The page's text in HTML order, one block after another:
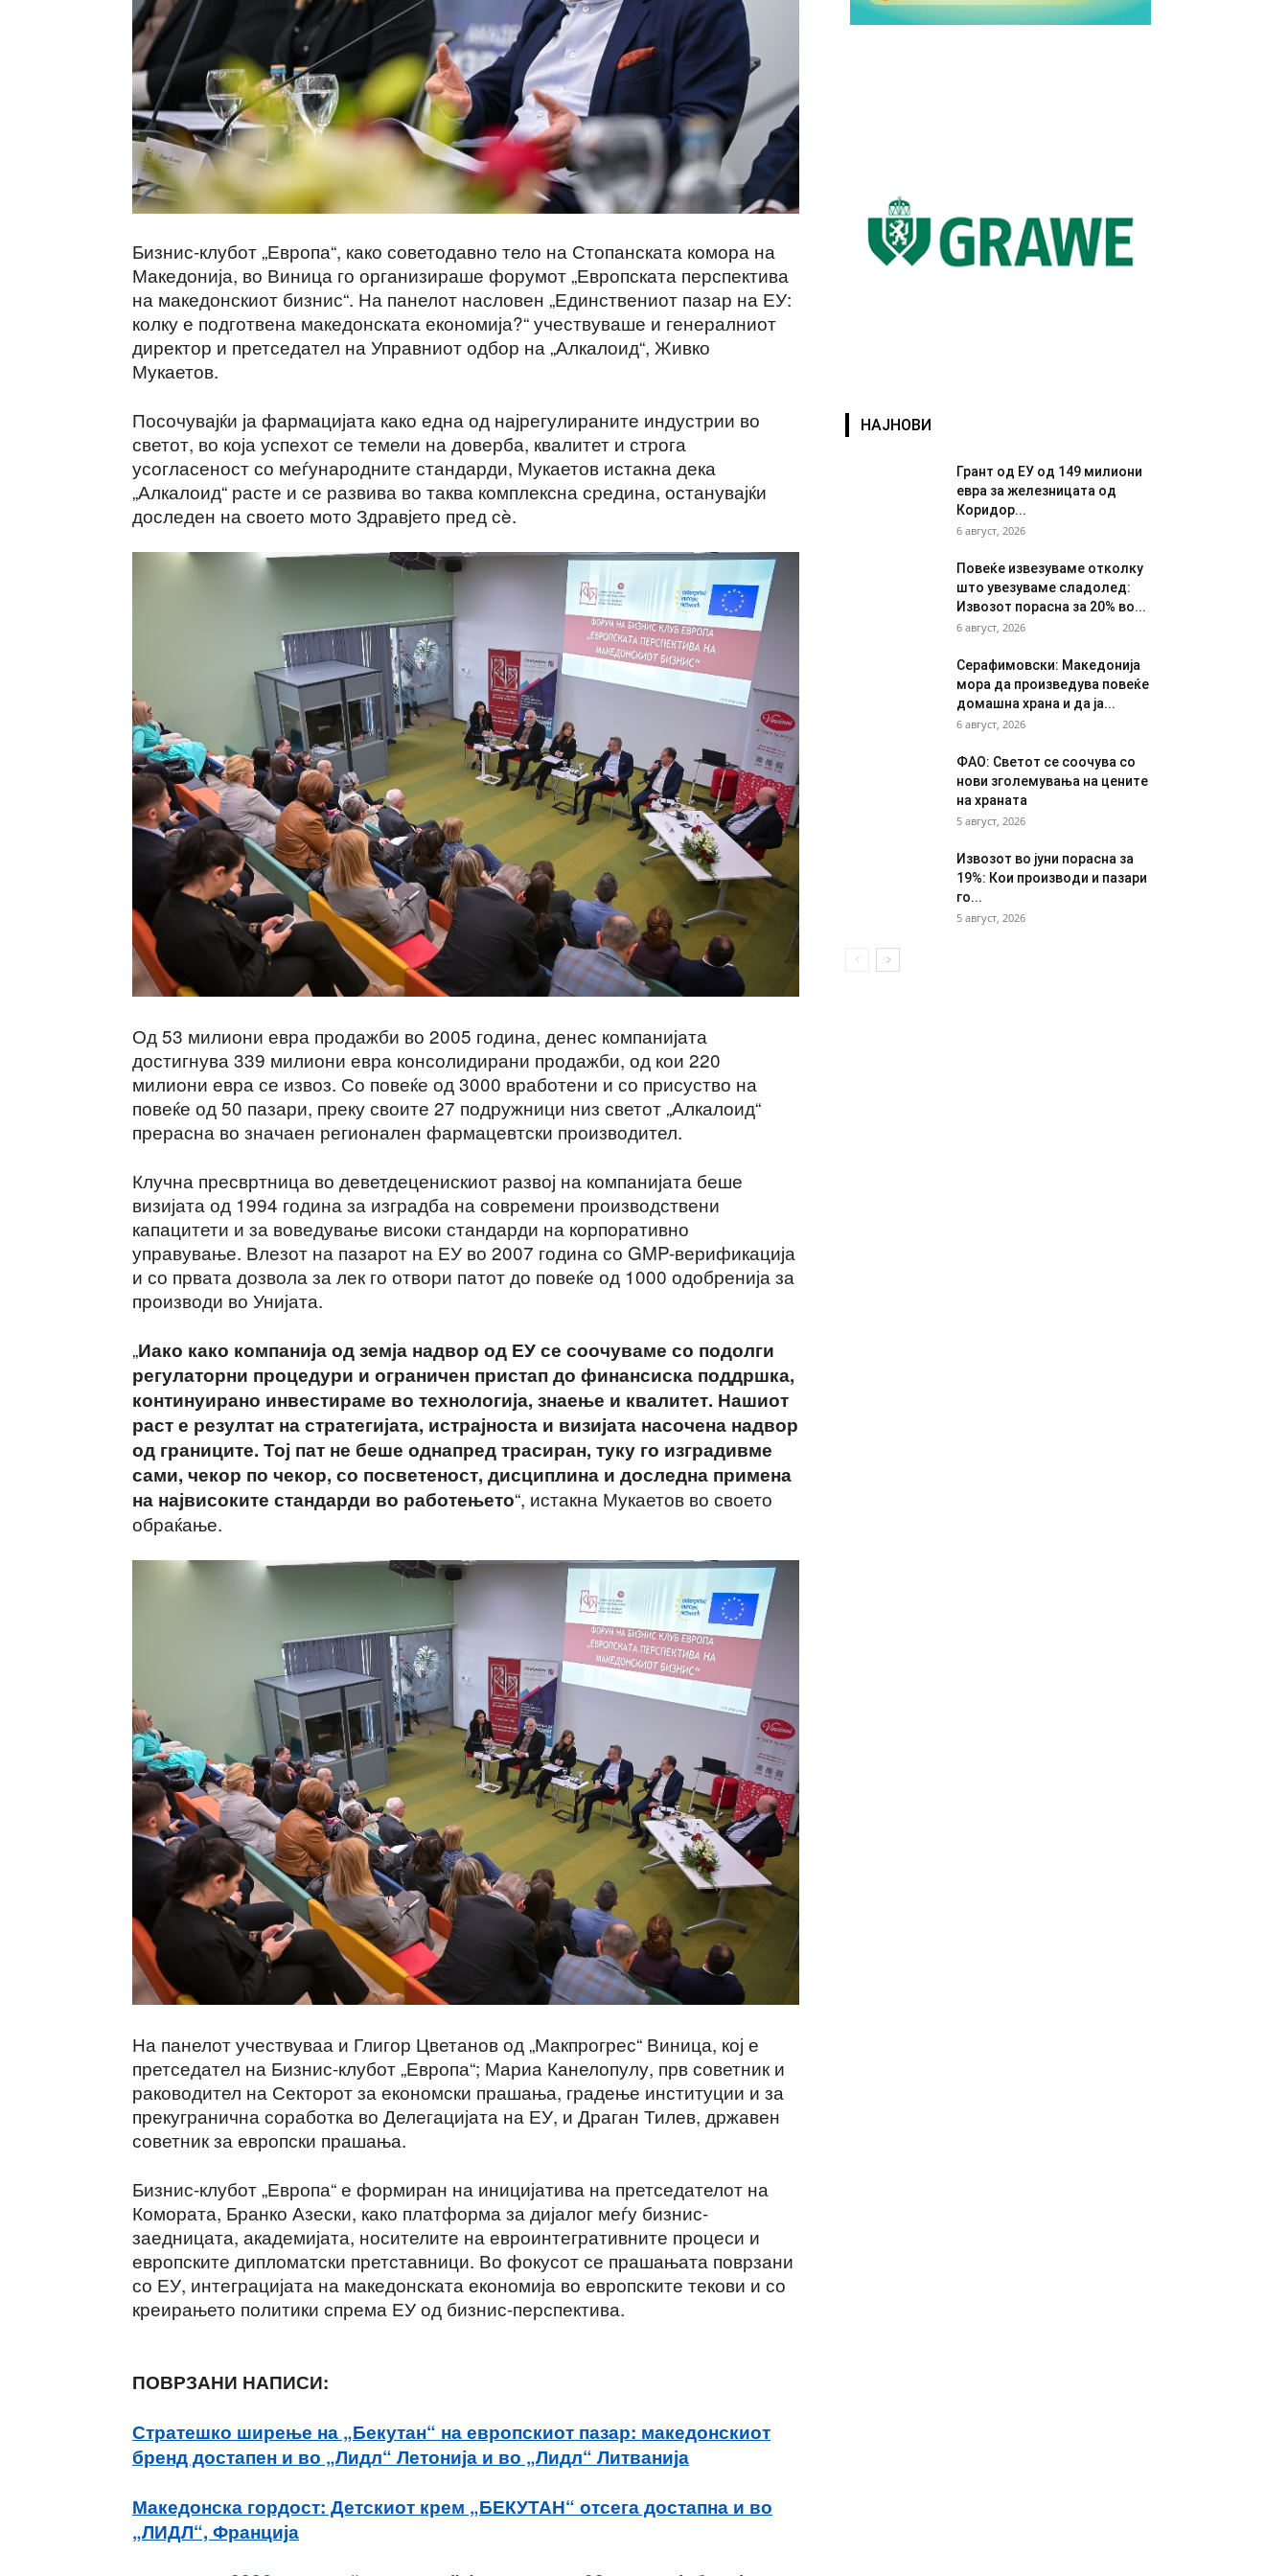
Бизнис-клубот „Европа“, како советодавно тело на Стопанската комора на
Македонија, во Виница го организираше форумот „Европската перспектива
на македонскиот бизнис“. На панелот насловен „Единствениот пазар на ЕУ:
колку е подготвена македонската економија?“ учествуваше и генералниот
директор и претседател на Управниот одбор на „Алкалоид“, Живко
Мукаетов.
Посочувајќи ја фармацијата како една од најрегулираните индустрии во
светот, во која успехот се темели на доверба, квалитет и строга
усогласеност со меѓународните стандарди, Мукаетов истакна дека
„Алкалоид“ расте и се развива во таква комплексна средина, останувајќи
доследен на своето мото Здравјето пред сè.
Од 53 милиони евра продажби во 2005 година, денес компанијата
достигнува 339 милиони евра консолидирани продажби, од кои 220
милиони евра се извоз. Со повеќе од 3000 вработени и со присуство на
повеќе од 50 пазари, преку своите 27 подружници низ светот „Алкалоид“
прерасна во значаен регионален фармацевтски производител.
Клучна пресвртница во деветдеценискиот развој на компанијата беше
визијата од 1994 година за изградба на современи производствени
капацитети и за воведување високи стандарди на корпоративно
управување. Влезот на пазарот на ЕУ во 2007 година со GMP-верификација
и со првата дозвола за лек го отвори патот до повеќе од 1000 одобренија за
производи во Унијата.
„Иако како компанија од земја надвор од ЕУ се соочуваме со подолги
регулаторни процедури и ограничен пристап до финансиска поддршка,
континуирано инвестираме во технологија, знаење и квалитет. Нашиот
раст е резултат на стратегијата, истрајноста и визијата насочена надвор
од границите. Тој пат не беше однапред трасиран, туку го изградивме
сами, чекор по чекор, со посветеност, дисциплина и доследна примена
на највисоките стандарди во работењето“, истакна Мукаетов во своето
обраќање.
На панелот учествуваа и Глигор Цветанов од „Макпрогрес“ Виница, кој е
претседател на Бизнис-клубот „Европа“; Мариa Канелопулу, прв советник и
раководител на Секторот за економски прашања, градење институции и за
прекугранична соработка во Делегацијата на ЕУ, и Драган Тилев, државен
советник за европски прашања.
Бизнис-клубот „Европа“ е формиран на иницијатива на претседателот на
Комората, Бранко Азески, како платформа за дијалог меѓу бизнис-
заедницата, академијата, носителите на евроинтегративните процеси и
европските дипломатски претставници. Во фокусот се прашањата поврзани
со ЕУ, интеграцијата на македонската економија во европските текови и со
креирањето политики спрема ЕУ од бизнис-перспектива.
ПОВРЗАНИ НАПИСИ:
Стратешко ширење на „Бекутан“ на европскиот пазар: македонскиот
бренд достапен и во „Лидл“ Летонија и во „Лидл“ Литванија
Македонска гордост: Детскиот крем „БЕКУТАН“ отсега достапна и во
„ЛИДЛ“, Франција
НАЈНОВИ
Грант од ЕУ од 149 милиони
евра за железницата од
Коридор...
6 август, 2026
Повеќе извезуваме отколку
што увезуваме сладолед:
Извозот порасна за 20% во...
6 август, 2026
Серафимовски: Македонија
мора да произведува повеќе
домашна храна и да ја...
6 август, 2026
ФАО: Светот се соочува со
нови зголемувања на цените
на храната
5 август, 2026
Извозот во јуни порасна за
19%: Кои производи и пазари
го...
5 август, 2026